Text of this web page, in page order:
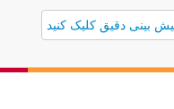
بینی دقیق کلیک کنید